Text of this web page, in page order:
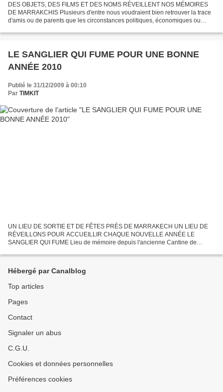
DES OBJETS, DES FILMS ET DES NOMS RÉVEILLENT NOS MÉMOIRES
DE MARRAKCHIS Plusieurs d'entre nous voudraient bien retrouver la trace
d'amis ou de parents que les circonstances politiques, économiques ou
LE SANGLIER QUI FUME POUR UNE BONNE
ANNÉE 2010
Publié le 31/12/2009 à 00:10
Par TIMKIT
UN LIEU DE SORTIE ET DE FÊTES PRÈS DE MARRAKECH UN LIEU DE
RÉVEILLONS POUR ACCUEILLIR CHAQUE NOUVELLE ANNÉE LE
SANGLIER QUI FUME Lieu de mémoire depuis l'ancienne Cantine de
dévastatrice...
Hébergé par Canalblog
Top articles
Pages
Contact
Signaler un abus
C.G.U.
Cookies et données personnelles
Préférences cookies